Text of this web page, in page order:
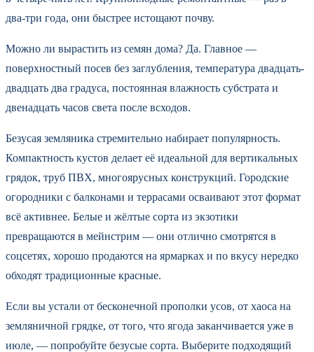
два-три года, они быстрее истощают почву.
Можно ли вырастить из семян дома? Да. Главное —
поверхностный посев без заглубления, температура двадцать-
двадцать два градуса, постоянная влажность субстрата и
двенадцать часов света после всходов.
Безусая земляника стремительно набирает популярность.
Компактность кустов делает её идеальной для вертикальных
грядок, труб ПВХ, многоярусных конструкций. Городские
огородники с балконами и террасами осваивают этот формат
всё активнее. Белые и жёлтые сорта из экзотики
превращаются в мейнстрим — они отлично смотрятся в
соцсетях, хорошо продаются на ярмарках и по вкусу нередко
обходят традиционные красные.
Если вы устали от бесконечной прополки усов, от хаоса на
земляничной грядке, от того, что ягода заканчивается уже в
июле, — попробуйте безусые сорта. Выберите подходящий